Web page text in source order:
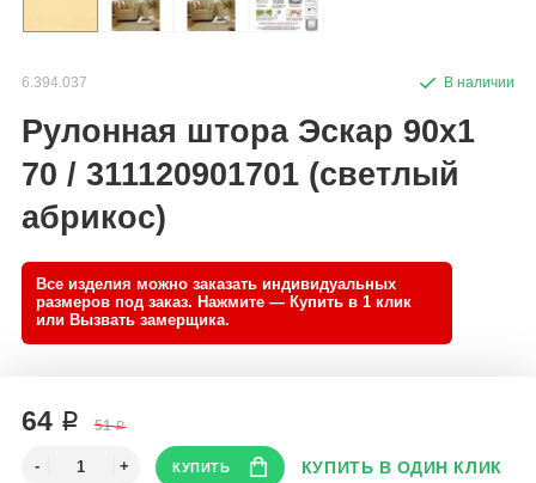
6.394.037
Рулонная штора Эскар 90x1
70 / 311120901701 (светлый
абрикос)
64 ₽ 51 ₽